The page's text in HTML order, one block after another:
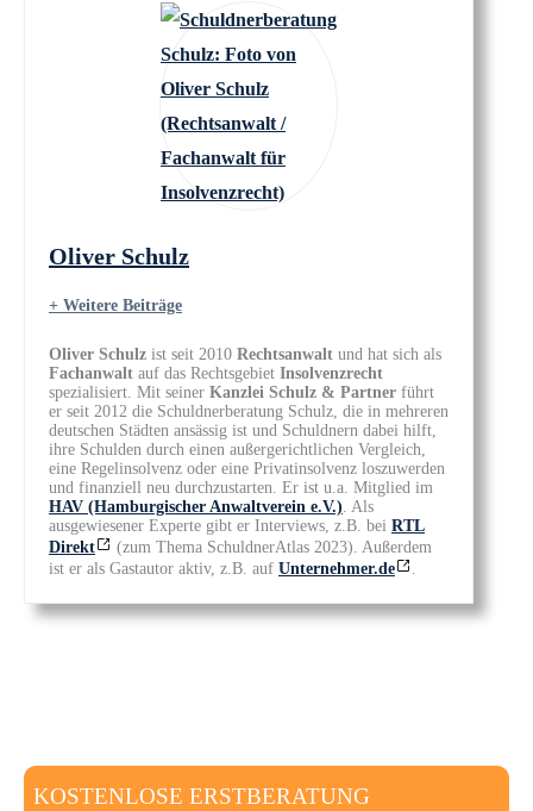
Oliver Schulz
+ Weitere Beiträge
Oliver Schulz ist seit 2010 Rechtsanwalt und hat sich als
Fachanwalt auf das Rechtsgebiet Insolvenzrecht
spezialisiert. Mit seiner Kanzlei Schulz & Partner führt
er seit 2012 die Schuldnerberatung Schulz, die in mehreren
deutschen Städten ansässig ist und Schuldnern dabei hilft,
ihre Schulden durch einen außergerichtlichen Vergleich,
eine Regelinsolvenz oder eine Privatinsolvenz loszuwerden
und finanziell neu durchzustarten. Er ist u.a. Mitglied im
HAV (Hamburgischer Anwaltverein e.V.). Als
ausgewiesener Experte gibt er Interviews, z.B. bei RTL
Direkt
(zum Thema SchuldnerAtlas 2023). Außerdem
ist er als Gastautor aktiv, z.B. auf Unternehmer.de .
KOSTENLOSE ERSTBERATUNG